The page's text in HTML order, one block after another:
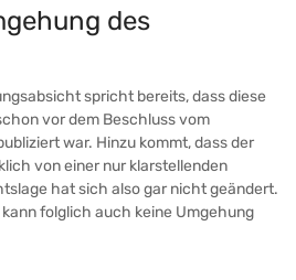
des
spricht bereits, dass diese
vor dem Beschluss vom
war. Hinzu kommt, dass der
von einer nur klarstellenden
hat sich also gar nicht geändert.
folglich auch keine Umgehung